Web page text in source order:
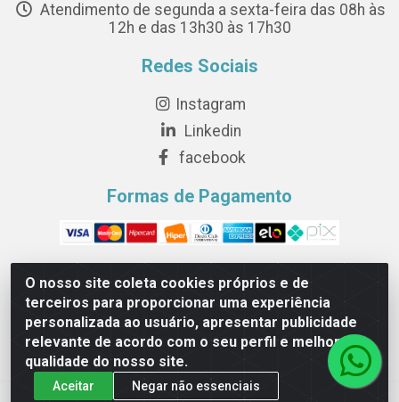
O nosso site coleta cookies próprios e de
terceiros para proporcionar uma experiência
personalizada ao usuário, apresentar publicidade
relevante de acordo com o seu perfil e melhorar a
qualidade do nosso site.
Aceitar Negar não essenciais
Atendimento de segunda a sexta-feira das 08h às
12h e das 13h30 às 17h30
Redes Sociais
Instagram
Linkedin
facebook
Formas de Pagamento
Novesete Distribuidora LTDA - Avenida Setecentos, S/N,
Terminal Intermodal da Serra, Serra/ES - CEP 29161-414 -
CNPJ 29.479.604/0001-44